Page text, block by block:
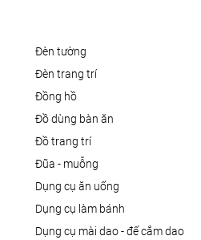
đèn tường
đèn trang trí
đồng hồ
đồ dùng bàn ăn
đồ trang trí
đũa - muỗng
dụng cụ ăn uống
dụng cụ làm bánh
dụng cụ mài dao - đế cắm dao